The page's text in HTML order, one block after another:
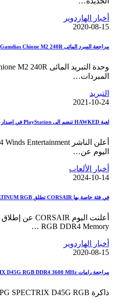
أخبار الهاردوير
2020-08-15
مراجعة المبرد المائى Gamdias Chione M2 240R
المبردات…
التبريد
2021-10-24
لعبة HAWKED تنضم الى PlayStation في إصدار بيتا المفتوح للعب عبر المنصات
اليوم عن…
أخبار الألعاب
2024-10-14
في فئة خاصة بها CORSAIR تطلق DOMINATOR PLATINUM RGB ذاكرة DDR4
RGB DDR4 Memory …
أخبار الهاردوير
2020-08-15
مراجعة رامات XPG SPECTRIX D45G RGB DDR4 3600 MHz